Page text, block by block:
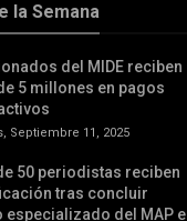
la Semana
del MIDE reciben
5 millones en pagos
Septiembre 11, 2025
50 periodistas reciben
tras concluir
especializado del MAP e